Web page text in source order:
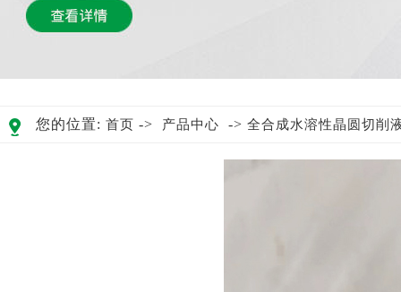
您的位置: 首页 -> 产品中心 -> 全合成水溶性晶圆切削